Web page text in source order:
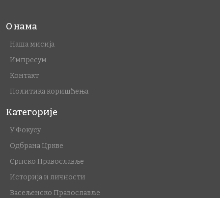
О нама
Наша мисија
Импресум
Контакт
Политика коришћења
Категорије
У Фокусу
Одбрана Цркве
Српско Православље
Историја и личности
Васељенско Православље